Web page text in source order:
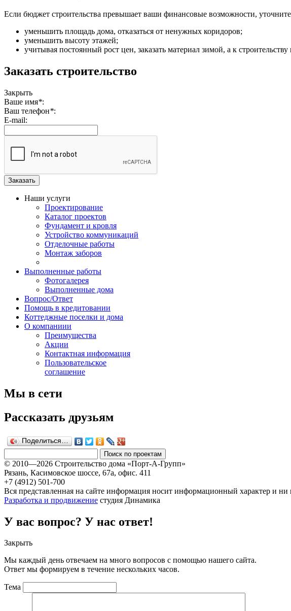
Если бюджет строительства превышает ваши финансовые возможности,
уменьшить площадь дома, отказаться от ненужных коридоров;
уменьшить высоту этажей;
учитывая постоянный рост цен, заказать материал зимой, а к
Заказать строительство
Закрыть
Ваше имя*:
Ваш телефон*:
E-mail:
Наши услуги
Проектирование
Каталог проектов
Фундамент и кровля
Устройство коммуникаций
Отделочные работы
Монтаж заборов
Выполненные работы
Фотогалерея
Выполненные дома
Вопрос/Ответ
Помощь в кредитовании
Коттеджные поселки и дома
О компаниии
Преимущества
Акции
Контактная информация
Пользовательское
соглашение
Мы в сети
Рассказать друзьям
Поделиться…
© 2010—2026 Строительство дома «Порт-А-Групп»
Рязань, Касимовское шоссе, 67а, офиc. 411
+7 (4912) 501-700
Вся представленная на сайте информация носит информационный характер и
Разработка и продвижение студия Динамика
У вас вопрос? У нас ответ!
Закрыть
Мы каждый день отвечаем на много вопросов с помощью нашего сайта.
Ответ мы формируем в течение нескольких часов.
Тема